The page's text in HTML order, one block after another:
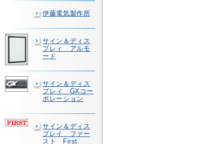
伊藤電気製作所
サイン＆ディス
プレィ アルモ
ード
サイン＆ディス
プレィ GXコー
ポレーション
サイン＆ディス
プレイ ファー
スト First